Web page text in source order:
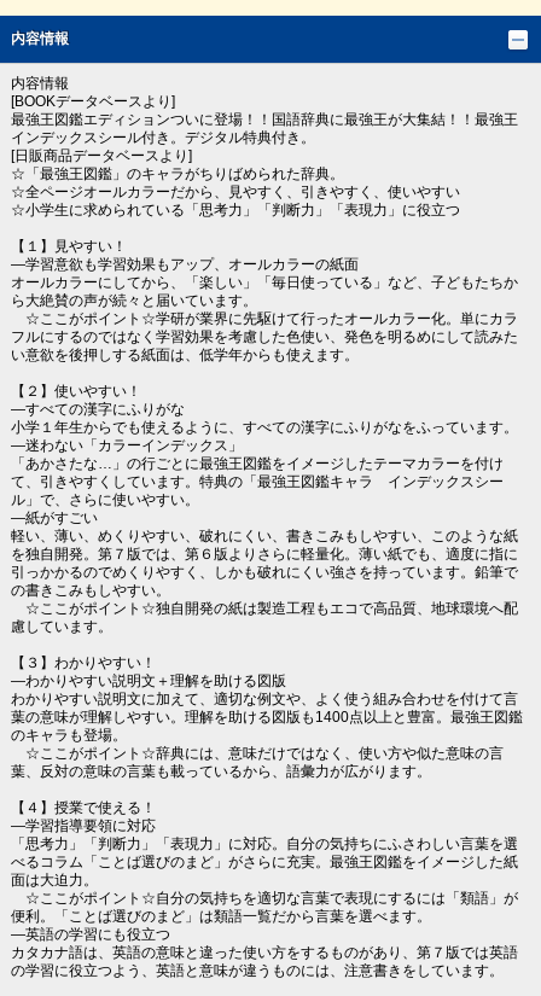
内容情報
内容情報
[BOOKデータベースより]
最強王図鑑エディションついに登場！！国語辞典に最強王が大集結！！最強王
インデックスシール付き。デジタル特典付き。
[日販商品データベースより]
☆「最強王図鑑」のキャラがちりばめられた辞典。
☆全ページオールカラーだから、見やすく、引きやすく、使いやすい
☆小学生に求められている「思考力」「判断力」「表現力」に役立つ
【１】見やすい！
―学習意欲も学習効果もアップ、オールカラーの紙面
オールカラーにしてから、「楽しい」「毎日使っている」など、子どもたちか
ら大絶賛の声が続々と届いています。
☆ここがポイント☆学研が業界に先駆けて行ったオールカラー化。単にカラ
フルにするのではなく学習効果を考慮した色使い、発色を明るめにして読みた
い意欲を後押しする紙面は、低学年からも使えます。
【２】使いやすい！
―すべての漢字にふりがな
小学１年生からでも使えるように、すべての漢字にふりがなをふっています。
―迷わない「カラーインデックス」
「あかさたな…」の行ごとに最強王図鑑をイメージしたテーマカラーを付け
て、引きやすくしています。特典の「最強王図鑑キャラ インデックスシー
ル」で、さらに使いやすい。
―紙がすごい
軽い、薄い、めくりやすい、破れにくい、書きこみもしやすい、このような紙
を独自開発。第７版では、第６版よりさらに軽量化。薄い紙でも、適度に指に
引っかかるのでめくりやすく、しかも破れにくい強さを持っています。鉛筆で
の書きこみもしやすい。
☆ここがポイント☆独自開発の紙は製造工程もエコで高品質、地球環境へ配
慮しています。
【３】わかりやすい！
―わかりやすい説明文＋理解を助ける図版
わかりやすい説明文に加えて、適切な例文や、よく使う組み合わせを付けて言
葉の意味が理解しやすい。理解を助ける図版も1400点以上と豊富。最強王図鑑
のキャラも登場。
☆ここがポイント☆辞典には、意味だけではなく、使い方や似た意味の言
葉、反対の意味の言葉も載っているから、語彙力が広がります。
【４】授業で使える！
―学習指導要領に対応
「思考力」「判断力」「表現力」に対応。自分の気持ちにふさわしい言葉を選
べるコラム「ことば選びのまど」がさらに充実。最強王図鑑をイメージした紙
面は大迫力。
☆ここがポイント☆自分の気持ちを適切な言葉で表現にするには「類語」が
便利。「ことば選びのまど」は類語一覧だから言葉を選べます。
―英語の学習にも役立つ
カタカナ語は、英語の意味と違った使い方をするものがあり、第７版では英語
の学習に役立つよう、英語と意味が違うものには、注意書きをしています。